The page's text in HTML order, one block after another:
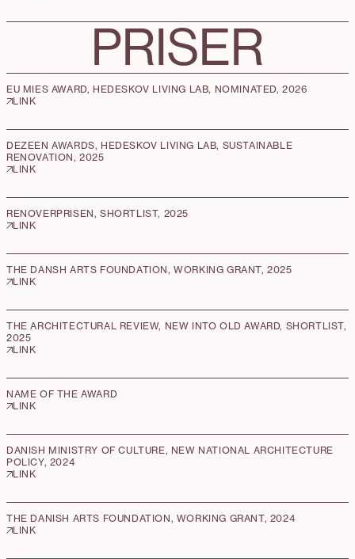
PRISER
EU MIES AWARD, HEDESKOV LIVING LAB, NOMINATED, 2026
LINK
DEZEEN AWARDS, HEDESKOV LIVING LAB, SUSTAINABLE
RENOVATION, 2025
LINK
RENOVERPRISEN, SHORTLIST, 2025
LINK
THE DANSH ARTS FOUNDATION, WORKING GRANT, 2025
LINK
THE ARCHITECTURAL REVIEW, NEW INTO OLD AWARD, SHORTLIST,
2025
LINK
NAME OF THE AWARD
LINK
DANISH MINISTRY OF CULTURE, NEW NATIONAL ARCHITECTURE
POLICY, 2024
LINK
THE DANISH ARTS FOUNDATION, WORKING GRANT, 2024
LINK